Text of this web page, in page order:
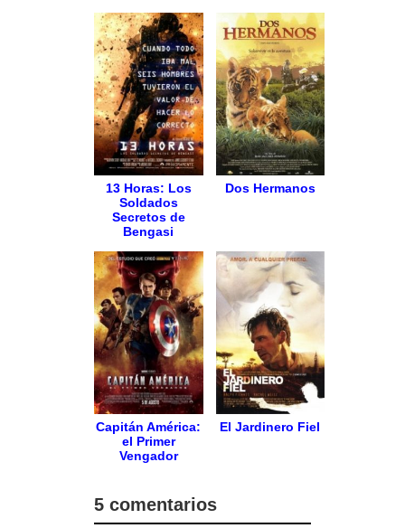
13 Horas: Los
Soldados
Secretos de
Bengasi
Dos Hermanos
Capitán América:
el Primer
Vengador
El Jardinero Fiel
5 comentarios